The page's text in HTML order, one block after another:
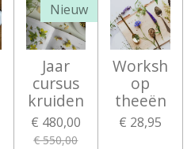
Nieuw
Jaar
cursus
kruiden
€ 480,00
€ 550,00
Worksh
op
theeën
€ 28,95